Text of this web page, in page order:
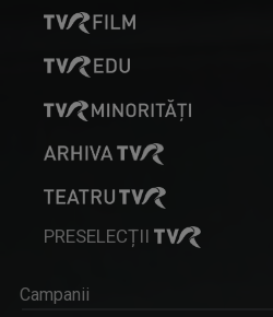
PRESELECȚII
Campanii